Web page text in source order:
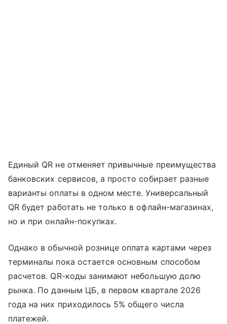
Единый QR не отменяет привычные преимущества
банковских сервисов, а просто собирает разные
варианты оплаты в одном месте. Универсальный
QR будет работать не только в офлайн-магазинах,
но и при онлайн-покупках.
Однако в обычной рознице оплата картами через
терминалы пока остается основным способом
расчетов. QR-коды занимают небольшую долю
рынка. По данным ЦБ, в первом квартале 2026
года на них приходилось 5% общего числа
платежей.